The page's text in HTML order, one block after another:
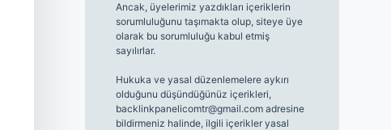
Ancak, üyelerimiz yazdıkları içeriklerin
sorumluluğunu taşımakta olup, siteye üye
olarak bu sorumluluğu kabul etmiş
sayılırlar.
Hukuka ve yasal düzenlemelere aykırı
olduğunu düşündüğünüz içerikleri,
backlinkpanelicomtr@gmail.comadresine
bildirmeniz halinde, ilgili içerikler yasal